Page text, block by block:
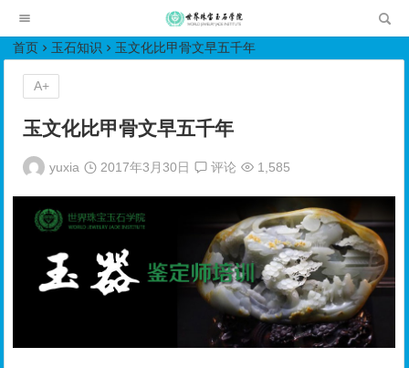
首页 玉石知识 玉文化比甲骨文早五千年
玉文化比甲骨文早五千年
yuxia 2017年3月30日 评论 1,585
A+